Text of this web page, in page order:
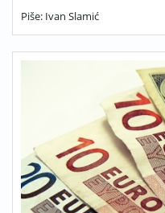
Piše: Ivan Slamić